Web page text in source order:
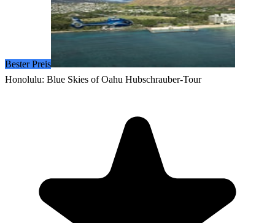
Bester Preis
Honolulu: Blue Skies of Oahu Hubschrauber-Tour